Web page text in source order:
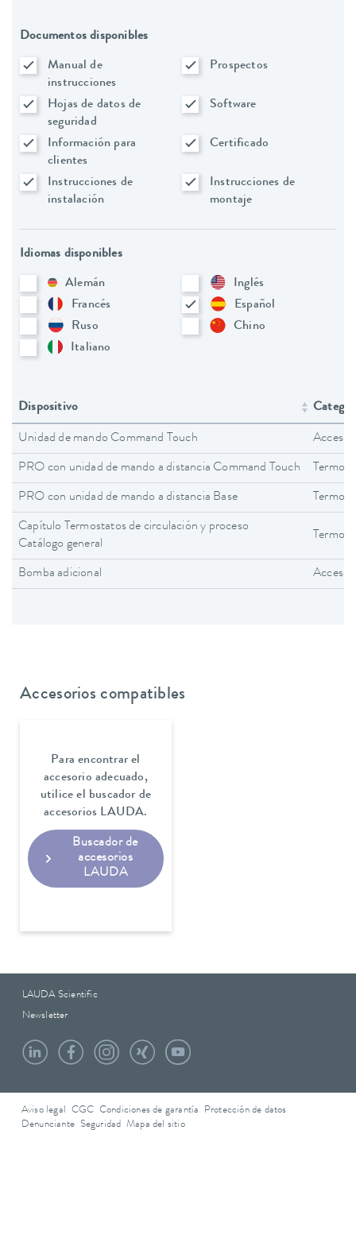
Documentos disponibles
Manual de
instrucciones
Prospectos
Hojas de datos de
seguridad
Software
Información para
clientes
Certificado
Instrucciones de
instalación
Instrucciones de
montaje
Idiomas disponibles
Alemán
Inglés
Francés
Español
Ruso
Chino
Italiano
Dispositivo
Unidad de mando Command Touch
PRO con unidad de mando a distancia Command Touch
PRO con unidad de mando a distancia Base
Capítulo Termostatos de circulación y proceso
Catálogo general
Bomba adicional
Accesorios compatibles
Para encontrar el
accesorio adecuado,
utilice el buscador de
accesorios LAUDA.
Buscador de
accesorios
LAUDA
LAUDA Scientific
Newsletter
Aviso legal CGC Condiciones de garantía
Protección de datos
Denunciante Seguridad Mapa del sitio